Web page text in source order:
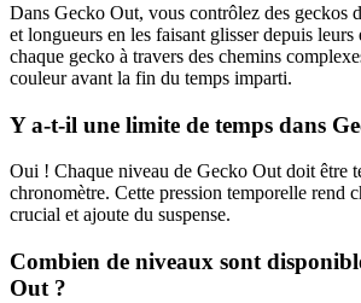
Dans Gecko Out, vous contrôlez des geckos
et longueurs en les faisant glisser depuis
chaque gecko à travers des chemins
couleur avant la fin du temps imparti.
Y a-t-il une limite de temps dans
Oui ! Chaque niveau de Gecko Out doit être
chronomètre. Cette pression temporelle rend
crucial et ajoute du suspense.
Combien de niveaux sont
Out ?